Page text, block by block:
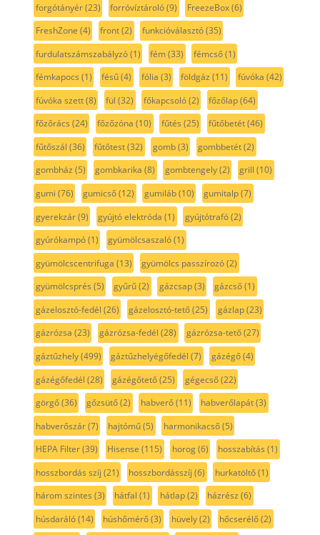
forgótányér(23) forróvíztároló(9) FreezeBox(6)
FreshZone (4) front(2) funkcióválasztó(35)
furdulatszámszabályzó(1) fém(33) fémcső(1)
fémkapocs (1) fésű(4) fólia (3) földgáz (11) fúvóka (42)
fúvóka szett(8) fül (32) főkapcsoló(2) főzőlap(64)
főzőrács (24) főzőzóna (10) fűtés (25) fűtőbetét(46)
fűtőszál (36) fűtőtest(32) gomb(3) gombbetét(2)
gombház (5) gombkarika (8) gombtengely(2) grill (10)
gumi (76) gumicső(12) gumiláb(10) gumitalp(7)
gyerekzár(9) gyújtó elektróda (1) gyújtótrafó(2)
gyúrókampó(1) gyümölcsaszaló(1)
gyümölcscentrifuga (13) gyümölcs passzírozó(2)
gyümölcsprés (5) gyűrű(2) gázcsap(3) gázcső(1)
gázelosztó-fedél (26) gázelosztó-tető(25) gázlap(23)
gázrózsa (23) gázrózsa-fedél (28) gázrózsa-tető(27)
gáztűzhely(499) gáztűzhelyégőfedél (7) gázégő(4)
gázégőfedél (28) gázégőtető(25) gégecső(22)
görgő(36) gőzsütő(2) habverő(11) habverőlapát(3)
habverőszár(7) hajtómű(5) harmonikacső(5)
HEPA Filter(39) Hisense (115) horog(6) hosszabítás (1)
hosszbordás szíj (21) hosszbordásszíj (6) hurkatöltő(1)
három szintes (3) hátfal (1) hátlap(2) házrész (6)
húsdaráló(14) húshőmérő(3) hüvely(2) hőcserélő(2)